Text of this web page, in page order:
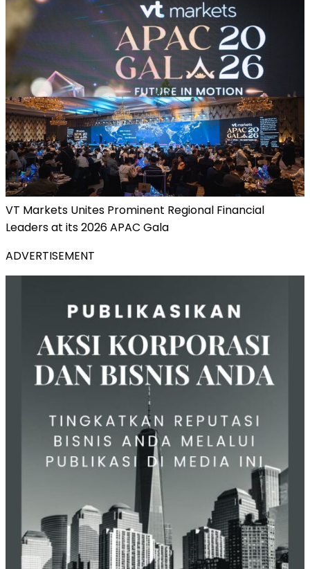
VT Markets Unites Prominent Regional Financial
Leaders at its 2026 APAC Gala
ADVERTISEMENT